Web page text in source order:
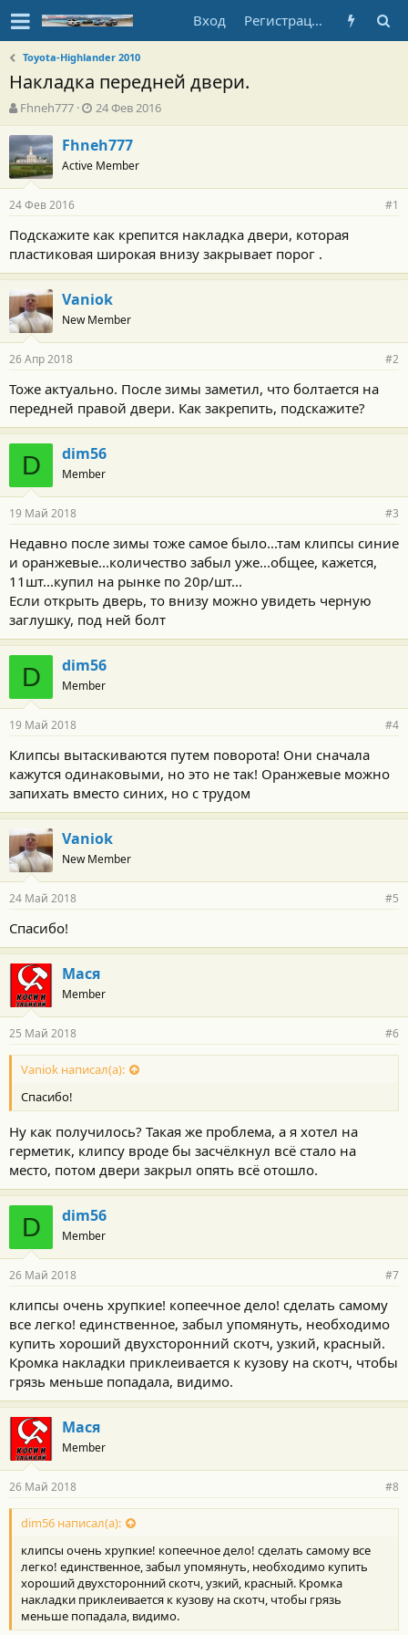
Вход Регистрация
Toyota-Highlander 2010
Накладка передней двери.
А
в
т
о
р
т
е
м
ы
Fhneh777
Д
а
т
а
н
а
а
л
а
24 Фев 2016
Fhneh777
Active Member
24 Фев 2016 #1
Подскажите как крепится накладка двери, которая
пластиковая широкая внизу закрывает порог .
Vaniok
New Member
26 Апр 2018 #2
Тоже актуально. После зимы заметил, что болтается на
передней правой двери. Как закрепить, подскажите?
D dim56
Member
19 Май 2018 #3
Недавно после зимы тоже самое было...там клипсы синие
и оранжевые...количество забыл уже...общее, кажется,
11шт...купил на рынке по 20р/шт...
Если открыть дверь, то внизу можно увидеть черную
заглушку, под ней болт
D dim56
Member
19 Май 2018 #4
Клипсы вытаскиваются путем поворота! Они сначала
кажутся одинаковыми, но это не так! Оранжевые можно
запихать вместо синих, но с трудом
Vaniok
New Member
24 Май 2018 #5
Спасибо!
Мася
Member
25 Май 2018 #6
Vaniok написал(а):
Спасибо!
Ну как получилось? Такая же проблема, а я хотел на
герметик, клипсу вроде бы засчёлкнул всё стало на
место, потом двери закрыл опять всё отошло.
D dim56
Member
26 Май 2018 #7
клипсы очень хрупкие! копеечное дело! сделать самому
все легко! единственное, забыл упомянуть, необходимо
купить хороший двухсторонний скотч, узкий, красный.
Кромка накладки приклеивается к кузову на скотч, чтобы
грязь меньше попадала, видимо.
Мася
Member
26 Май 2018 #8
dim56 написал(а):
клипсы очень хрупкие! копеечное дело! сделать самому все
легко! единственное, забыл упомянуть, необходимо купить
хороший двухсторонний скотч, узкий, красный. Кромка
накладки приклеивается к кузову на скотч, чтобы грязь
меньше попадала, видимо.